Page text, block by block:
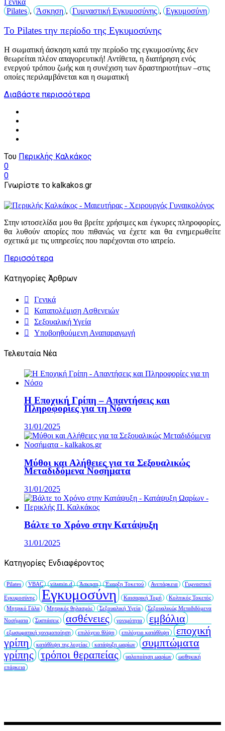
Γενικά
Pilates , Άσκηση , Γυμναστική Εγκυμοσύνης , Εγκυμοσύνη
Το Pilates την περίοδο της Εγκυμοσύνης
Η σωματική άσκηση κατά την περίοδο της εγκυμοσύνης δεν
θεωρείται πλέον απαγορευτική! Αντίθετα, η διατήρηση ενός
ενεργού τρόπου ζωής και η συνέχιση των δραστηριοτήτων –στις
οποίες περιλαμβάνεται και η σωματική
Διαβάστε περισσότερα
Του Περικλής Καλκάκος
0
0
Γνωρίστε το kalkakos.gr
Στην ιστοσελίδα μου θα βρείτε χρήσιμες και έγκυρες πληροφορίες,
θα λυθούν απορίες που πιθανώς να έχετε και θα ενημερωθείτε
σχετικά με τις υπηρεσίες που παρέχονται στο ιατρείο.
Περισσότερα
Κατηγορίες Άρθρων
Γενικά
Καταπολέμιση Ασθενειών
Σεξουαλική Υγεία
Υποβοηθούμενη Αναπαραγωγή
Τελευταία Νέα
Η Εποχική Γρίπη – Απαντήσεις και
Πληροφορίες για τη Νόσο
31/01/2025
Μύθοι και Αλήθειες για τα Σεξουαλικώς
Μεταδιδόμενα Νοσήματα
31/01/2025
Βάλτε το Χρόνο στην Κατάψυξη
31/01/2025
Κατηγορίες Ενδιαφέροντος
Pilates VBAC vitamin d Άσκηση Έναρξη Τοκετού Ανεπάρκεια Γυμναστική
Εγκυμοσύνης Εγκυμοσύνη Καισαρική Τομή
Κολπικός Τοκετός
Μητρικό Γάλα
Μητρικός θηλασμός Σεξουαλική Υγεία Σεξουαλικώς Μεταδιδόμενα
Νοσήματα Συσπάσεις ασθένειες γονιμότητα εμβόλια
εξωσωματική γονιμοποίηση επιλόχειο θλίψη επιλόχειο κατάθλιψη
εποχική
γρίπη
κατάθλιψη της λοχείας κατάψυξη ωαρίων
συμπτώματα
γρίπης
τρόποι θεραπείας υαλοποίηση ωαρίων
ωοθηκική
επάρκεια